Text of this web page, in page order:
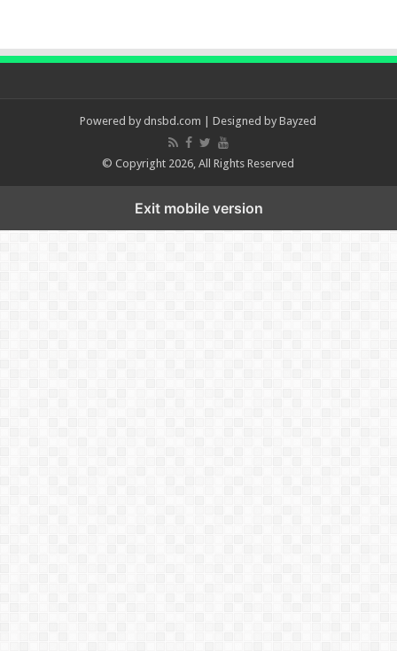
Powered by dnsbd.com | Designed byBayzed
© Copyright 2026, All Rights Reserved
Exit mobile version